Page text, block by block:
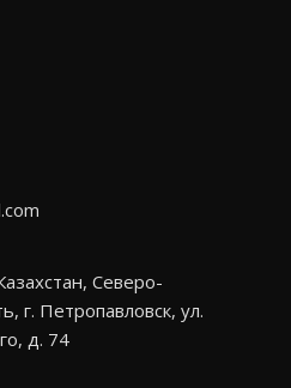
Северо-
г. Петропавловск, ул.
д. 74